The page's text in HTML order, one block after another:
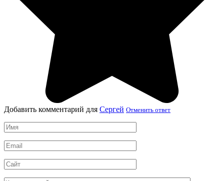
Добавить комментарий для Сергей Отменить ответ
Имя
*
Email
*
Сайт